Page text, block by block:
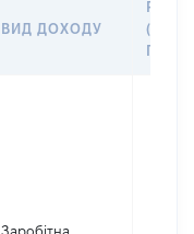
ВИД ДОХОДУ
ГРН
Заробітна